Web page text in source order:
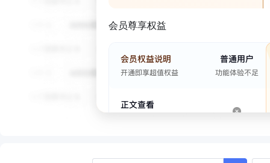
会员尊享权益